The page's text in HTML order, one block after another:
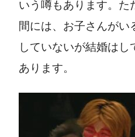
いう噂もあります。た
間には、お子さんがい
していないが結婚は
あります。